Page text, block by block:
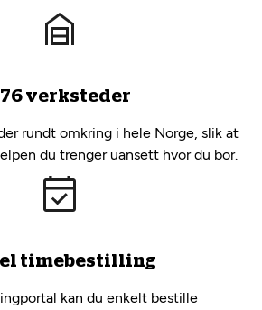
verksteder
rundt omkring i hele Norge, slik at
du trenger uansett hvor du bor.
timebestilling
kan du enkelt bestille